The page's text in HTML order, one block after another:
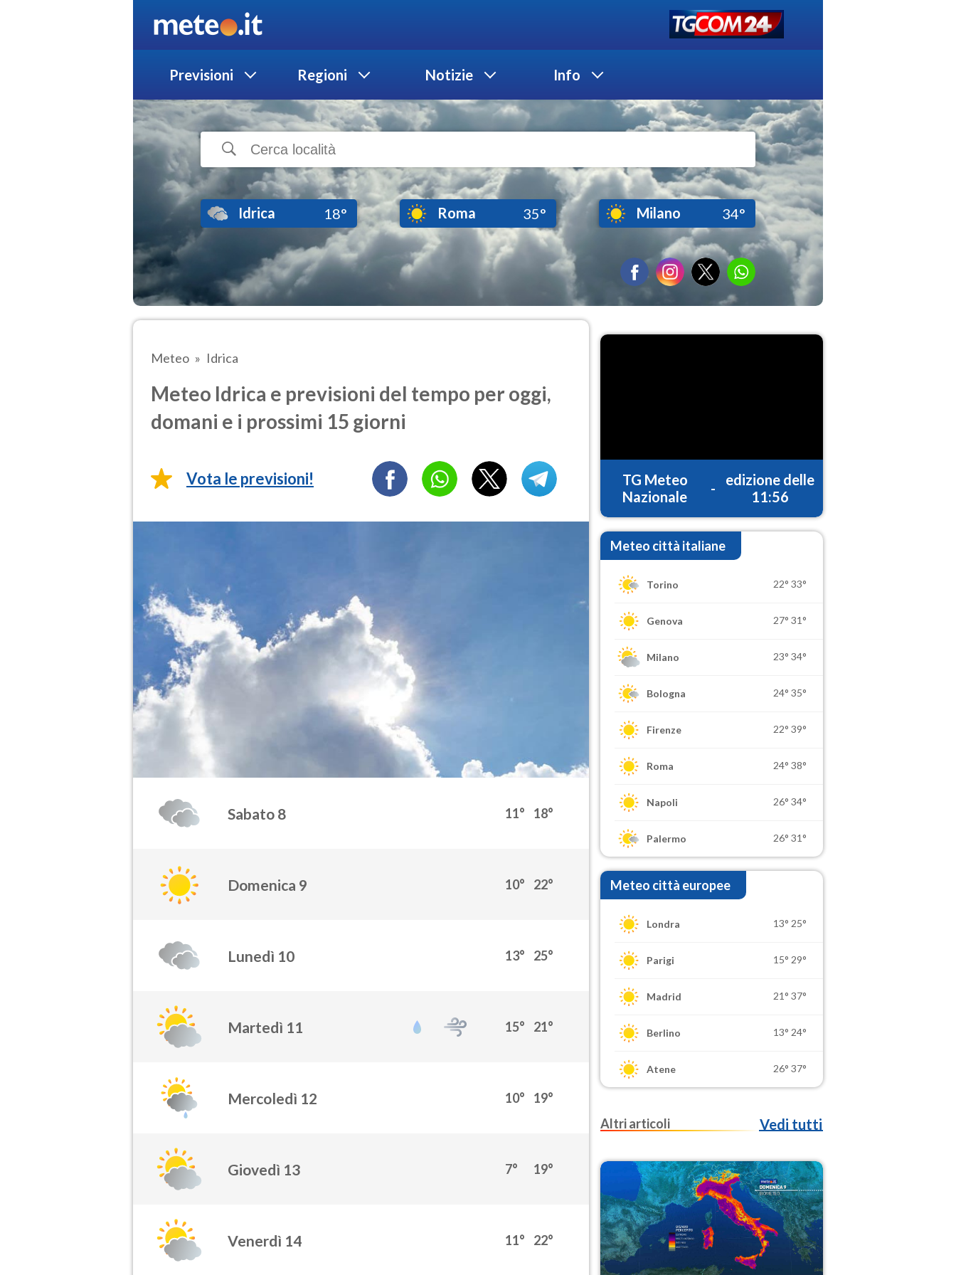
Previsioni Regioni Notizie Info
Idrica 18° Roma 35° Milano 34°
Meteo Idrica
Meteo Idrica e previsioni del tempo per oggi,
domani e i prossimi 15 giorni
Vota le previsioni!
Sabato 8 11° 18°
Domenica 9 10° 22°
Lunedì 10 13° 25°
Martedì 11 15° 21°
Mercoledì 12 10° 19°
Giovedì 13 7° 19°
Venerdì 14 11° 22°
TG Meteo
Nazionale
-
edizione delle
11:56
Meteo città italiane
Torino 22° 33°
Genova 27° 31°
Milano 23° 34°
Bologna 24° 35°
Firenze 22° 39°
Roma 24° 38°
Napoli 26° 34°
Palermo 26° 31°
Meteo città europee
Londra 13° 25°
Parigi 15° 29°
Madrid 21° 37°
Berlino 13° 24°
Atene 26° 37°
Altri articoli Vedi tutti